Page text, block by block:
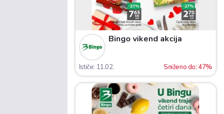
Bingo vikend akcija
Ističe: 11.02. Sniženo do: 47%